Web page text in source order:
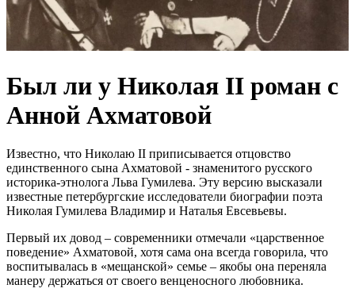
Был ли у Николая II роман с
Анной Ахматовой
Известно, что Николаю II приписывается отцовство
единственного сына Ахматовой - знаменитого русского
историка-этнолога Льва Гумилева. Эту версию высказали
известные петербургские исследователи биографии поэта
Николая Гумилева Владимир и Наталья Евсевьевы.
Первый их довод – современники отмечали «царственное
поведение» Ахматовой, хотя сама она всегда говорила, что
воспитывалась в «мещанской» семье – якобы она переняла
манеру держаться от своего венценосного любовника.